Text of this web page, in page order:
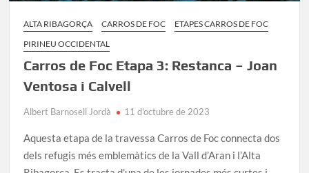
ALTA RIBAGORÇA CARROS DE FOC
ETAPES CARROS DE FOC
PIRINEU OCCIDENTAL
Carros de Foc Etapa 3: Restanca – Joan
Ventosa i Calvell
Albert Barnosell Jordà 11 d'octubre de 2023
Aquesta etapa de la travessa Carros de Foc connecta dos
dels refugis més emblemàtics de la Vall d’Aran i l’Alta